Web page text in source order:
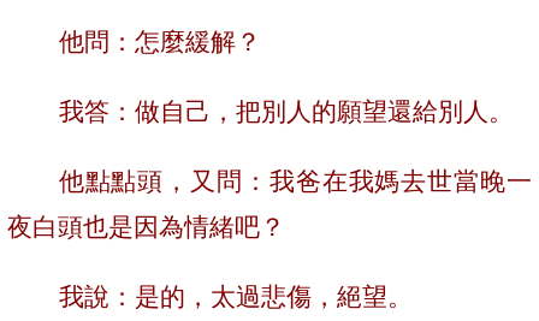
他問：怎麼緩解？
我答：做自己，把別人的願望還給別人。
他點點頭，又問：我爸在我媽去世當晚一
夜白頭也是因為情緒吧？
我說：是的，太過悲傷，絕望。